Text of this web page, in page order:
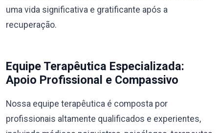
uma vida significativa e gratificante após a
recuperação.
Equipe Terapêutica Especializada:
Apoio Profissional e Compassivo
Nossa equipe terapêutica é composta por
profissionais altamente qualificados e experientes,